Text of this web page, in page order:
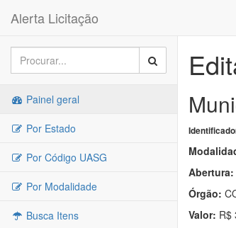
Alerta Licitação
Painel geral
Por Estado
Por Código UASG
Por Modalidade
Busca Itens
Abertura:
Órgão:
Valor: R$